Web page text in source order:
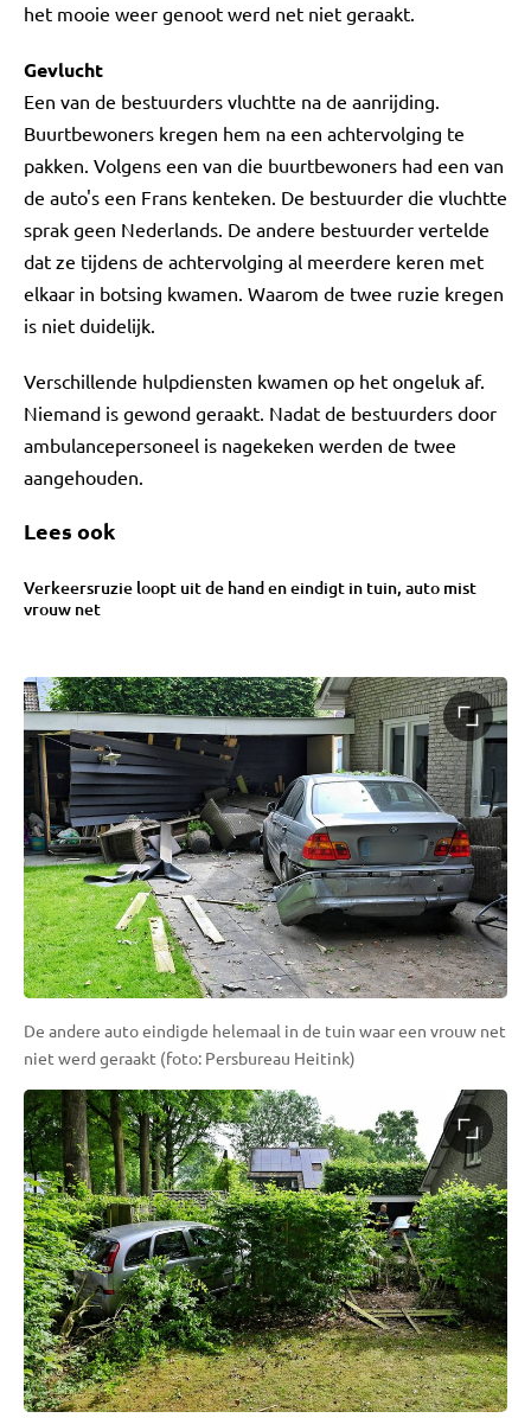
het mooie weer genoot werd net niet geraakt.
Gevlucht
Een van de bestuurders vluchtte na de aanrijding.
Buurtbewoners kregen hem na een achtervolging te
pakken. Volgens een van die buurtbewoners had een van
de auto's een Frans kenteken. De bestuurder die vluchtte
sprak geen Nederlands. De andere bestuurder vertelde
dat ze tijdens de achtervolging al meerdere keren met
elkaar in botsing kwamen. Waarom de twee ruzie kregen
is niet duidelijk.
Verschillende hulpdiensten kwamen op het ongeluk af.
Niemand is gewond geraakt. Nadat de bestuurders door
ambulancepersoneel is nagekeken werden de twee
aangehouden.
Lees ook
Verkeersruzie loopt uit de hand en eindigt in tuin, auto mist
vrouw net
De andere auto eindigde helemaal in de tuin waar een vrouw net
niet werd geraakt (foto: Persbureau Heitink)